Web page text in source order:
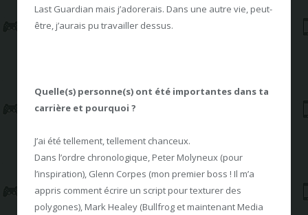
Last Guardian mais j’adorerais. Dans une autre vie, peut-
être, j’aurais pu travailler dessus.
Quelle(s) personne(s) ont été importantes dans ta
carrière et pourquoi ?
J’ai été tellement, tellement chanceux.
Dans l’ordre chronologique, Peter Molyneux (pour
l’inspiration), Glenn Corpes (mon premier boss ! Il m’a
appris comment écrire un script pour texturer des
polygones), Mark Healey (Bullfrog et maintenant Media